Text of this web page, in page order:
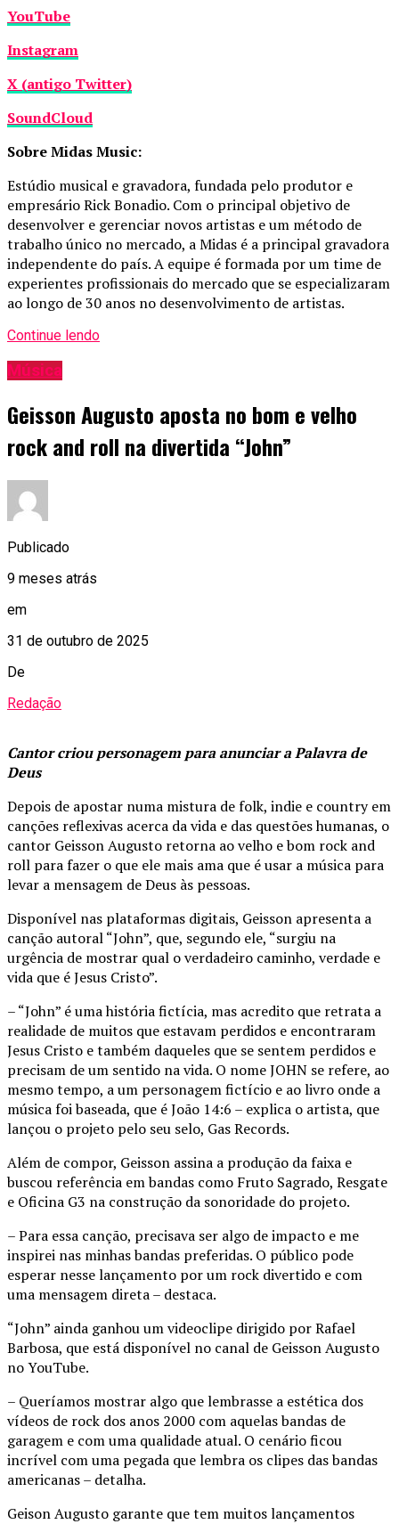
YouTube
Instagram
X (antigo Twitter)
SoundCloud
Sobre Midas Music:
Estúdio musical e gravadora, fundada pelo produtor e
empresário Rick Bonadio. Com o principal objetivo de
desenvolver e gerenciar novos artistas e um método de
trabalho único no mercado, a Midas é a principal gravadora
independente do país. A equipe é formada por um time de
experientes profissionais do mercado que se especializaram
ao longo de 30 anos no desenvolvimento de artistas.
Continue lendo
Música
Geisson Augusto aposta no bom e velho
rock and roll na divertida “John”
Publicado
9 meses atrás
em
31 de outubro de 2025
De
Redação
Cantor criou personagem para anunciar a Palavra de
Deus
Depois de apostar numa mistura de folk, indie e country em
canções reflexivas acerca da vida e das questões humanas, o
cantor Geisson Augusto retorna ao velho e bom rock and
roll para fazer o que ele mais ama que é usar a música para
levar a mensagem de Deus às pessoas.
Disponível nas plataformas digitais, Geisson apresenta a
canção autoral “John”, que, segundo ele, “surgiu na
urgência de mostrar qual o verdadeiro caminho, verdade e
vida que é Jesus Cristo”.
– “John” é uma história fictícia, mas acredito que retrata a
realidade de muitos que estavam perdidos e encontraram
Jesus Cristo e também daqueles que se sentem perdidos e
precisam de um sentido na vida. O nome JOHN se refere, ao
mesmo tempo, a um personagem fictício e ao livro onde a
música foi baseada, que é João 14:6 – explica o artista, que
lançou o projeto pelo seu selo, Gas Records.
Além de compor, Geisson assina a produção da faixa e
buscou referência em bandas como Fruto Sagrado, Resgate
e Oficina G3 na construção da sonoridade do projeto.
– Para essa canção, precisava ser algo de impacto e me
inspirei nas minhas bandas preferidas. O público pode
esperar nesse lançamento por um rock divertido e com
uma mensagem direta – destaca.
“John” ainda ganhou um videoclipe dirigido por Rafael
Barbosa, que está disponível no canal de Geisson Augusto
no YouTube.
– Queríamos mostrar algo que lembrasse a estética dos
vídeos de rock dos anos 2000 com aquelas bandas de
garagem e com uma qualidade atual. O cenário ficou
incrível com uma pegada que lembra os clipes das bandas
americanas – detalha.
Geison Augusto garante que tem muitos lançamentos